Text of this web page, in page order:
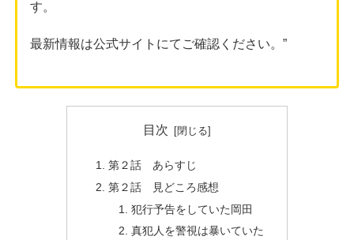
す。
最新情報は公式サイトにてご確認ください。”
目次
第２話 あらすじ
第２話 見どころ感想
犯行予告をしていた岡田
真犯人を警視は暴いていた